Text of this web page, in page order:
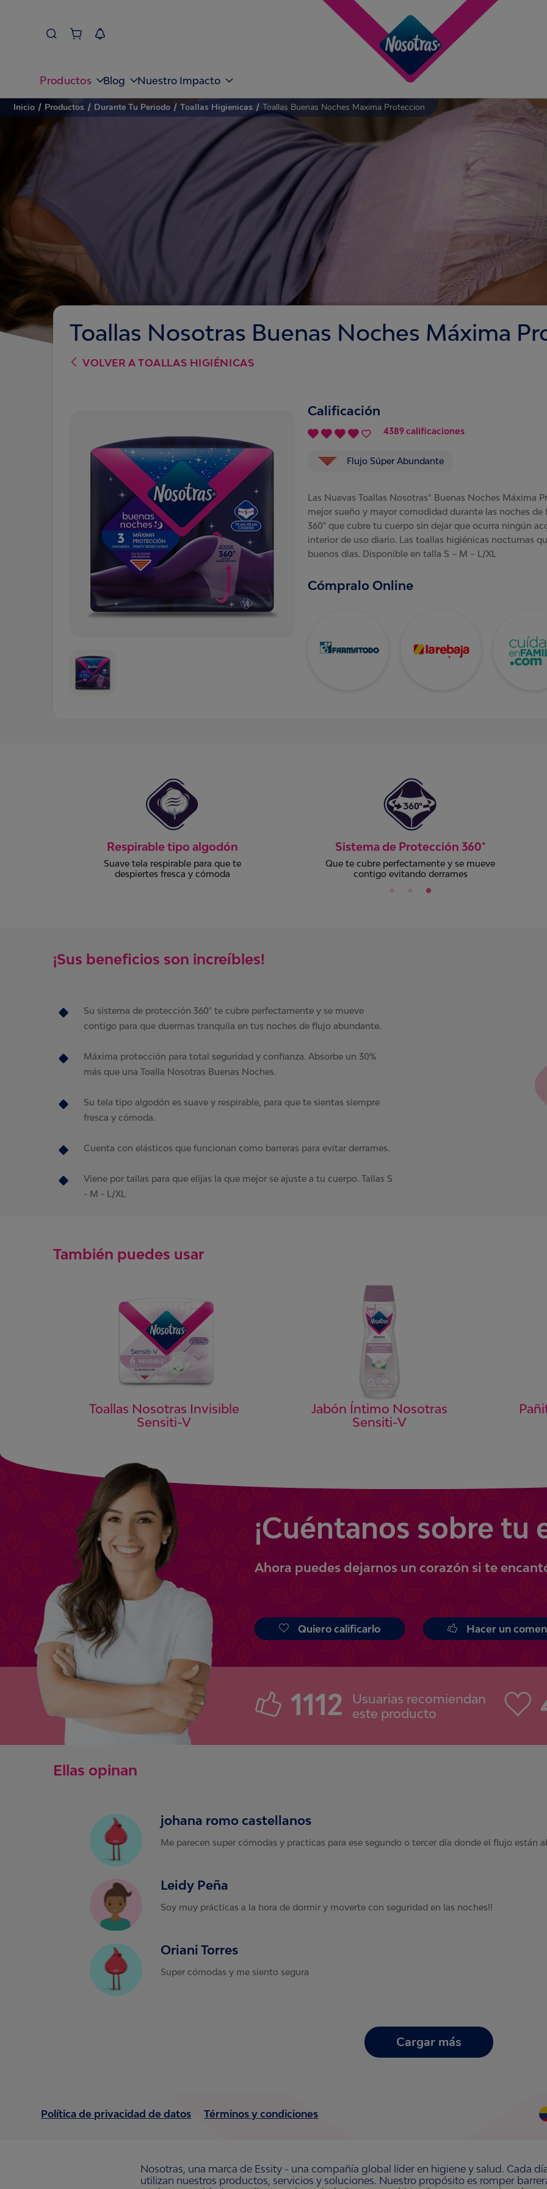
Productos Blog Nuestro Impacto
Inicio / Productos / Durante Tu Periodo / Toallas Higienicas / Toallas Buenas Noches Maxima Proteccion
Toallas Nosotras Buenas Noches Máxima
VOLVER ATOALLAS HIGIÉNICAS
Calificación
4389 calificaciones
Flujo Súper Abundante
Las Nuevas Toallas Nosotras® Buenas Noches Máxima
mejor sueño y mayor comodidad durante las noches
360° que cubre tu cuerpo sin dejar que ocurra ningún
interior de uso diario. Las toallas higiénicas nocturnas
buenos días. Disponible en talla S – M – L/XL
Cómpralo Online
Sistema de Protección 360°
Que te cubre perfectamente y se mueve
contigo evitando derrames
Máxima Protección
Para total seguridad y confianza incluso
en las noches de flujo súper abundante
¡Sus beneficios son increíbles!
Su sistema de protección 360° te cubre perfectamente y se mueve
contigo para que duermas tranquila en tus noches de flujo abundante.
Máxima protección para total seguridad y confianza. Absorbe un 30%
más que una Toalla Nosotras Buenas Noches.
Su tela tipo algodón es suave y respirable, para que te sientas siempre
fresca y cómoda.
Cuenta con elásticos que funcionan como barreras para evitar derrames.
Viene por tallas para que elijas la que mejor se ajuste a tu cuerpo. Tallas S
- M - L/XL
También puedes usar
Toallas Nosotras Invisible
Sensiti-V
Jabón Íntimo Nosotras
Sensiti-V
¡Cuéntanos sobre tu
Ahora puedes dejarnos un corazón si te
Quiero calificarlo Hacer un
1112
Usuarias recomiendan
este producto
Ellas opinan
johana romo castellanos
Me parecen super cómodas y practicas para ese segundo o tercer día donde el flujo están
Leidy Peña
Soy muy prácticas a la hora de dormir y moverte con seguridad en las noches!!
Oriani Torres
Super cómodas y me siento segura
Cargar más
Política de privacidad de datos Términos y condiciones
Nosotras, una marca de Essity - una compañía global líder en higiene y salud. Cada
utilizan nuestros productos, servicios y soluciones. Nuestro propósito es romper